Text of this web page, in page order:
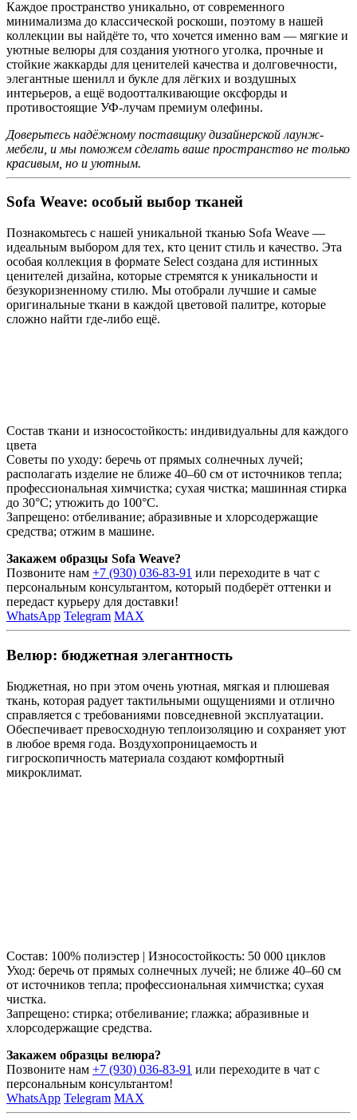
Каждое пространство уникально, от современного
минимализма до классической роскоши, поэтому в нашей
коллекции вы найдёте то, что хочется именно вам — мягкие и
уютные велюры для создания уютного уголка, прочные и
стойкие жаккарды для ценителей качества и долговечности,
элегантные шенилл и букле для лёгких и воздушных
интерьеров, а ещё водоотталкивающие оксфорды и
противостоящие УФ-лучам премиум олефины.
Доверьтесь надёжному поставщику дизайнерской лаунж-
мебели, и мы поможем сделать ваше пространство не только
красивым, но и уютным.
Sofa Weave: особый выбор тканей
Познакомьтесь с нашей уникальной тканью Sofa Weave —
идеальным выбором для тех, кто ценит стиль и качество. Эта
особая коллекция в формате Select создана для истинных
ценителей дизайна, которые стремятся к уникальности и
безукоризненному стилю. Мы отобрали лучшие и самые
оригинальные ткани в каждой цветовой палитре, которые
сложно найти где-либо ещё.
Состав ткани и износостойкость: индивидуальны для каждого
цвета
Советы по уходу: беречь от прямых солнечных лучей;
располагать изделие не ближе 40–60 см от источников тепла;
профессиональная химчистка; сухая чистка; машинная стирка
до 30°C; утюжить до 100°C.
Запрещено: отбеливание; абразивные и хлорсодержащие
средства; отжим в машине.
Закажем образцы Sofa Weave?
Позвоните нам +7 (930) 036-83-91 или переходите в чат с
персональным консультантом, который подберёт оттенки и
передаст курьеру для доставки!
WhatsApp Telegram MAX
Велюр: бюджетная элегантность
Бюджетная, но при этом очень уютная, мягкая и плюшевая
ткань, которая радует тактильными ощущениями и отлично
справляется с требованиями повседневной эксплуатации.
Обеспечивает превосходную теплоизоляцию и сохраняет уют
в любое время года. Воздухопроницаемость и
гигроскопичность материала создают комфортный
микроклимат.
Состав: 100% полиэстер | Износостойкость: 50 000 циклов
Уход: беречь от прямых солнечных лучей; не ближе 40–60 см
от источников тепла; профессиональная химчистка; сухая
чистка.
Запрещено: стирка; отбеливание; глажка; абразивные и
хлорсодержащие средства.
Закажем образцы велюра?
Позвоните нам +7 (930) 036-83-91 или переходите в чат с
персональным консультантом!
WhatsApp Telegram MAX